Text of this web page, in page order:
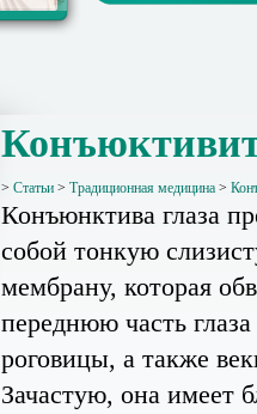
> Статьи > Традиционная медицина >
Конъюнктива глаза
собой тонкую
мембрану, которая
переднюю часть глаза
роговицы, а также
Зачастую, она имеет